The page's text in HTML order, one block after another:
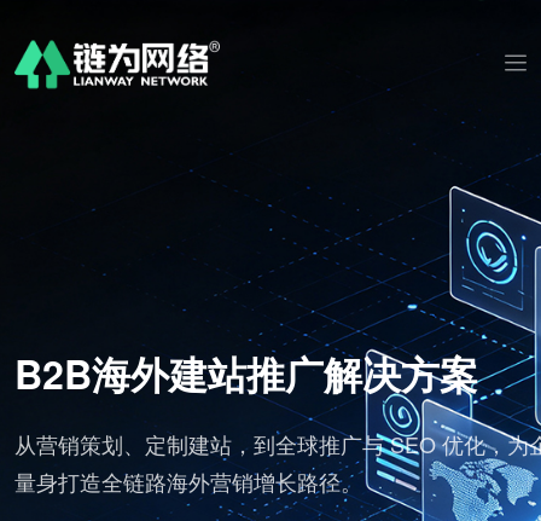
海外建站推广解决方案
划、定制建站，到全球推广与 SEO 优化，为企业
全链路海外营销增长路径。
AI
标准
分发